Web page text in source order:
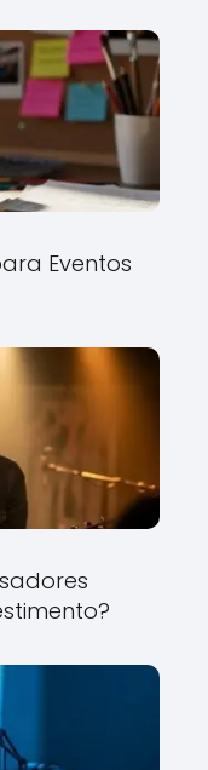
Eventos